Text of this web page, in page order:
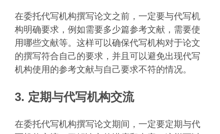
在委托代写机构撰写论文之前，一定要与代写机
构明确要求，例如需要多少篇参考文献，需要使
用哪些文献等。这样可以确保代写机构对于论文
的撰写符合自己的要求，并且可以避免出现代写
机构使用的参考文献与自己要求不符的情况。
3. 定期与代写机构交流
在委托代写机构撰写论文期间，一定要定期与代